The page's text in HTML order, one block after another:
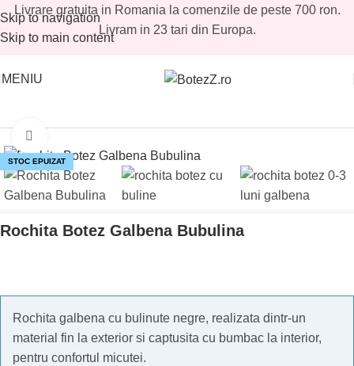
Skip to navigation
Skip to main content
Livrare gratuita in Romania la comenzile de peste 700 ron.
Livram in 23 tari din Europa.
MENIU
STOC EPUIZAT
Rochita Botez Galbena Bubulina
Rochita galbena cu bulinute negre, realizata dintr-un
material fin la exterior si captusita cu bumbac la interior,
pentru confortul micutei.